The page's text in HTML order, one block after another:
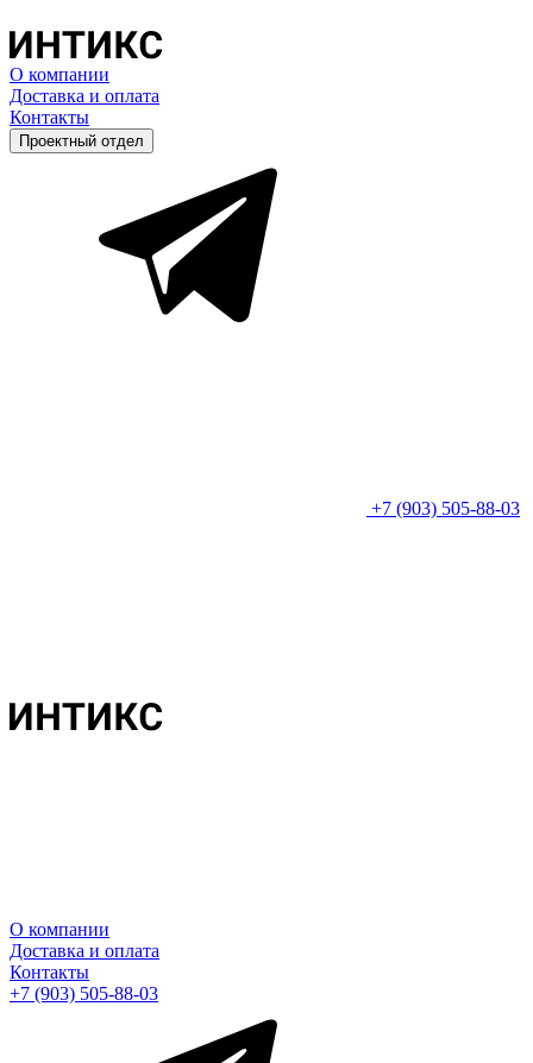
О компании
Доставка и оплата
Контакты
Проектный отдел
+7 (903) 505-88-03
О компании
Доставка и оплата
Контакты
+7 (903) 505-88-03